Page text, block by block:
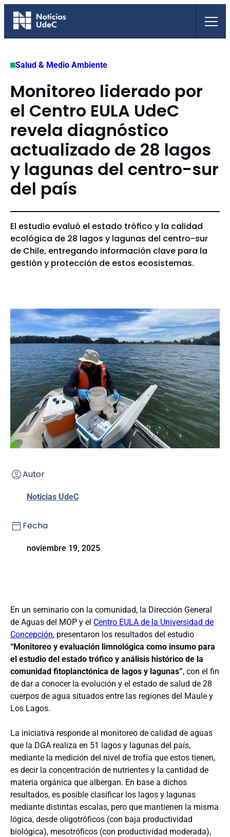
Saltar
Salud & Medio Ambiente
Monitoreo liderado por
el Centro EULA UdeC
revela diagnóstico
actualizado de 28 lagos
y lagunas del centro-sur
del país
El estudio evaluó el estado trófico y la calidad
ecológica de 28 lagos y lagunas del centro-sur
de Chile, entregando información clave para la
gestión y protección de estos ecosistemas.
Autor
Noticias UdeC
Fecha
noviembre 19, 2025
En un seminario con la comunidad, la Dirección General
de Aguas del MOP y el Centro EULA de la Universidad de
Concepción, presentaron los resultados del estudio
“Monitoreo y evaluación limnológica como insumo para
el estudio del estado trófico y análisis histórico de la
comunidad fitoplanctónica de lagos y lagunas”, con el fin
de dar a conocer la evolución y el estado de salud de 28
cuerpos de agua situados entre las regiones del Maule y
Los Lagos.
La iniciativa responde al monitoreo de calidad de aguas
que la DGA realiza en 51 lagos y lagunas del país,
mediante la medición del nivel de trofía que estos tienen,
es decir la concentración de nutrientes y la cantidad de
materia orgánica que albergan. En base a dichos
resultados, es posible clasificar los lagos y lagunas
mediante distintas escalas, pero que mantienen la misma
lógica, desde oligotróficos (con baja productividad
biológica), mesotróficos (con productividad moderada),